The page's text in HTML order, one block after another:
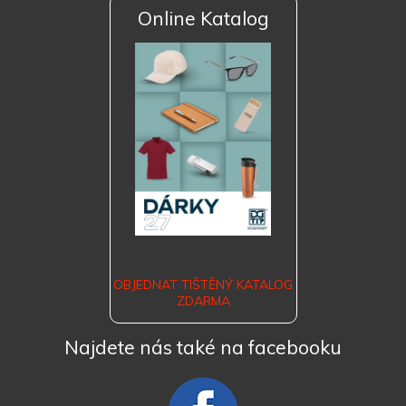
Online Katalog
OBJEDNAT TIŠTĚNÝ KATALOG
ZDARMA
Najdete nás také na facebooku